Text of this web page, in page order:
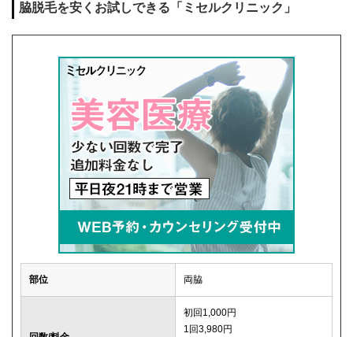
脇脱毛を安くお試しできる「ミセルクリニック」
部位 両脇
初回1,000円
1回3,980円